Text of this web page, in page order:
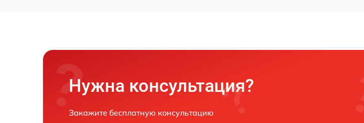
Нужна консультация?
Закажите бесплатную консультацию